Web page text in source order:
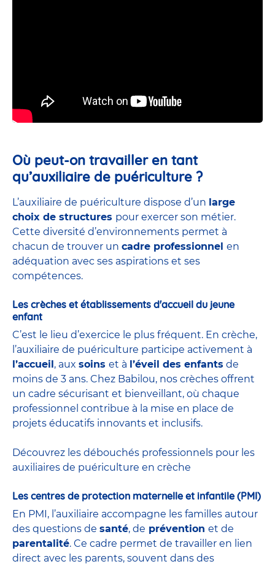
Où peut-on travailler en tant
qu’auxiliaire de puériculture ?
L’auxiliaire de puériculture dispose d’un large
choix de structures pour exercer son métier.
Cette diversité d’environnements permet à
chacun de trouver un cadre professionnel en
adéquation avec ses aspirations et ses
compétences.
Les crèches et établissements d'accueil du jeune
enfant
C’est le lieu d’exercice le plus fréquent. En crèche,
l’auxiliaire de puériculture participe activement à
l’accueil , aux soins et à l’éveil des enfants de
moins de 3 ans. Chez Babilou, nos crèches offrent
un cadre sécurisant et bienveillant, où chaque
professionnel contribue à la mise en place de
projets éducatifs innovants et inclusifs.
Découvrez les débouchés professionnels pour les
auxiliaires de puériculture en crèche
Les centres de protection maternelle et infantile (PMI)
En PMI, l’auxiliaire accompagne les familles autour
des questions de santé, de prévention et de
parentalité. Ce cadre permet de travailler en lien
direct avec les parents, souvent dans des